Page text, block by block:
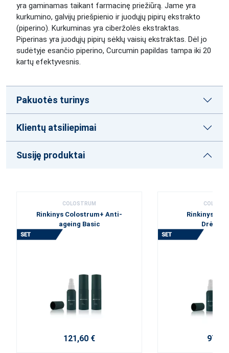
yra gaminamas taikant farmacinę priežiūrą. Jame yra
kurkumino, galvijų priešpienio ir juodųjų pipirų ekstrakto
(piperino). Kurkuminas yra ciberžolės ekstraktas.
Piperinas yra juodųjų pipirų sėklų vaisių ekstraktas. Dėl jo
sudėtyje esančio piperino, Curcumin papildas tampa iki 20
kartų efektyvesnis.
Pakuotės turinys
Klientų atsiliepimai
Susiję produktai
COLOSTRUM
Rinkinys Colostrum+ Anti-
ageing Basic
121,60 €
Rinkinys
97,20